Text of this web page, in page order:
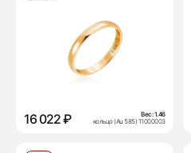
16 022 ₽ Вес:1.46
кольцо (Au 585) 11000003